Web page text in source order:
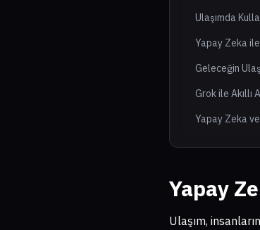
Ulaşımda
Yapay Zeka
Geleceğin
Grok ile Akıllı
Yapay Zeka
Yapay
Ulaşım,